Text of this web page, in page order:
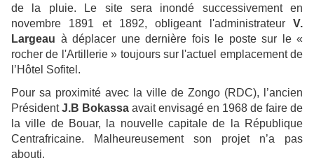
de la pluie. Le site sera inondé successivement en
novembre 1891 et 1892, obligeant l'administrateur V.
Largeau à déplacer une dernière fois le poste sur le «
rocher de l'Artillerie » toujours sur l'actuel emplacement de
l’Hôtel Sofitel.
Pour sa proximité avec la ville de Zongo (RDC), l’ancien
PrésidentJ.B Bokassa avait envisagé en 1968 de faire de
la ville de Bouar, la nouvelle capitale de la République
Centrafricaine. Malheureusement son projet n’a pas
abouti.